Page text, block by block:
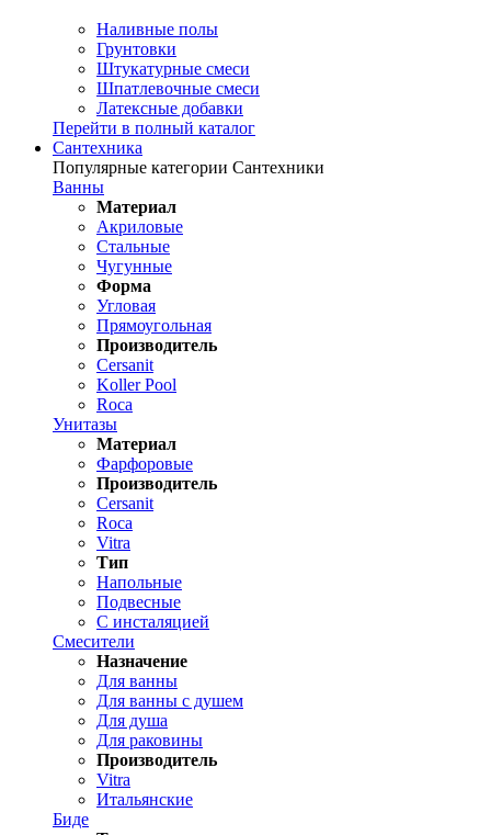
Наливные полы
Грунтовки
Штукатурные смеси
Шпатлевочные смеси
Латексные добавки
Перейти в полный каталог
Сантехника
Популярные категории Сантехники
Ванны
Материал
Акриловые
Стальные
Чугунные
Форма
Угловая
Прямоугольная
Производитель
Cersanit
Koller Pool
Roca
Унитазы
Материал
Фарфоровые
Производитель
Cersanit
Roca
Vitra
Тип
Напольные
Подвесные
С инсталяцией
Смесители
Назначение
Для ванны
Для ванны с душем
Для душа
Для раковины
Производитель
Vitra
Итальянские
Биде